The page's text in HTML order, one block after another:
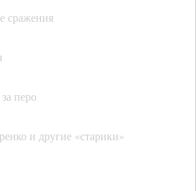
сражения
перо
и другие «старики»